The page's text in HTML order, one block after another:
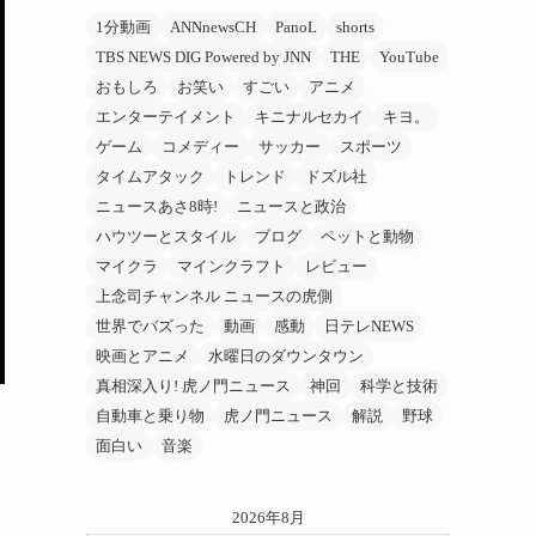
1分動画 ANNnewsCH PanoL
shorts
TBS NEWS DIG Powered by JNN
THE
YouTube
おもしろ
お笑い すごい
アニメ
エンターテイメント
キニナルセカイ
キヨ。
ゲーム
コメディー サッカー
スポーツ
タイムアタック
トレンド
ドズル社
ニュースあさ8時!
ニュースと政治
ハウツーとスタイル
ブログ
ペットと動物
マイクラ
マインクラフト
レビュー
上念司チャンネル ニュースの虎側
世界でバズった
動画 感動
日テレNEWS
映画とアニメ
水曜日のダウンタウン
真相深入り! 虎ノ門ニュース
神回
科学と技術
自動車と乗り物
虎ノ門ニュース 解説
野球
面白い
音楽
2026年8月